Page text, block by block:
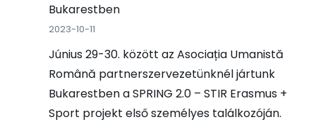
Bukarestben
2023-10-11
Június 29-30. között az Asociația Umanistă
Română partnerszervezetünknél jártunk
Bukarestben a SPRING 2.0 – STIR Erasmus +
Sport projekt első személyes találkozóján.